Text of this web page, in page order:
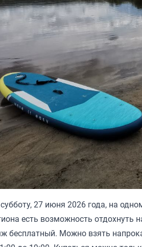
27 июня 2026 года, на
есть возможность
бесплатный. Можно взять